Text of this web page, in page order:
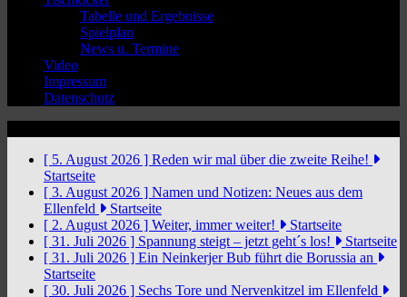
Tabelle und Ergebnisse
Spielplan
News u. Termine
Video
Impressum
Datenschutz
[ 5. August 2026 ] Reden wir mal über die zweite Reihe!
Startseite
[ 3. August 2026 ] Namen und Notizen: Neues aus dem
Ellenfeld
Startseite
[ 2. August 2026 ] Weiter, immer weiter!
Startseite
[ 31. Juli 2026 ] Spannung steigt – jetzt geht´s los!
Startseite
[ 31. Juli 2026 ] Ein Neinkerjer Bub führt die Borussia an
Startseite
[ 30. Juli 2026 ] Sechs Tore und Nervenkitzel im Ellenfeld